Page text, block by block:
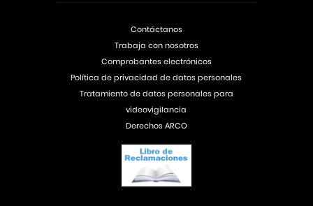
Contáctanos
Trabaja con nosotros
Comprobantes electrónicos
Política de privacidad de datos personales
Tratamiento de datos personales para
videovigilancia
Derechos ARCO